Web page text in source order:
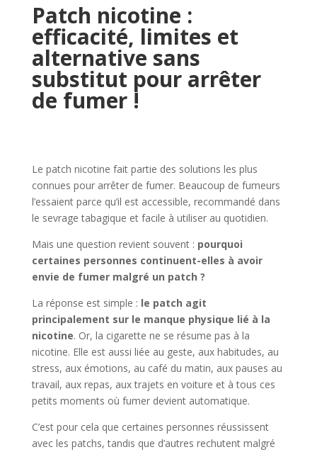
Patch nicotine :
efficacité, limites et
alternative sans
substitut pour arrêter
de fumer !
Le patch nicotine fait partie des solutions les plus
connues pour arrêter de fumer. Beaucoup de fumeurs
l’essaient parce qu’il est accessible, recommandé dans
le sevrage tabagique et facile à utiliser au quotidien.
Mais une question revient souvent : pourquoi
certaines personnes continuent-elles à avoir
envie de fumer malgré un patch ?
La réponse est simple : le patch agit
principalement sur le manque physique lié à la
nicotine. Or, la cigarette ne se résume pas à la
nicotine. Elle est aussi liée au geste, aux habitudes, au
stress, aux émotions, au café du matin, aux pauses au
travail, aux repas, aux trajets en voiture et à tous ces
petits moments où fumer devient automatique.
C’est pour cela que certaines personnes réussissent
avec les patchs, tandis que d’autres rechutent malgré